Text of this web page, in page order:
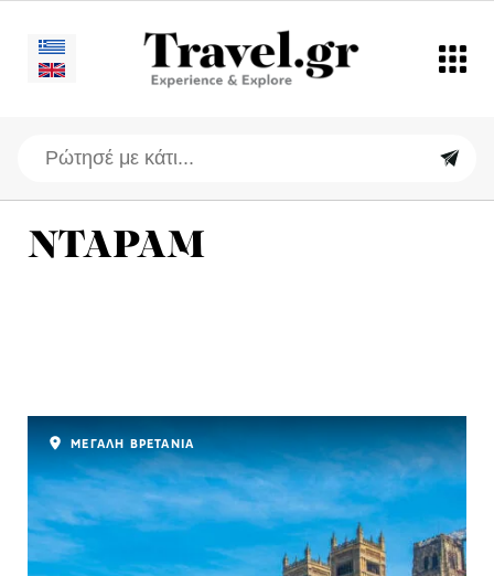
ΝΤΑΡΑΜ
ΜΕΓΑΛΗ ΒΡΕΤΑΝΙΑ